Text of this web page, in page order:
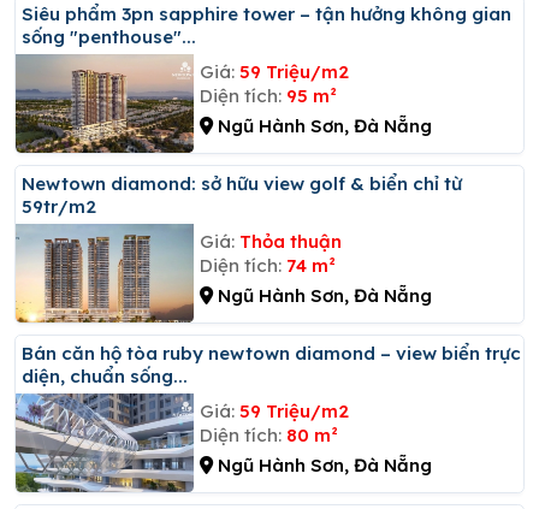
Siêu phẩm 3pn sapphire tower – tận hưởng không gian
sống "penthouse"...
Giá: 59 Triệu/m2
Diện tích: 95 m²
Ngũ Hành Sơn, Đà Nẵng
Newtown diamond: sở hữu view golf & biển chỉ từ
59tr/m2
Giá: Thỏa thuận
Diện tích: 74 m²
Ngũ Hành Sơn, Đà Nẵng
Bán căn hộ tòa ruby newtown diamond – view biển trực
diện, chuẩn sống...
Giá: 59 Triệu/m2
Diện tích: 80 m²
Ngũ Hành Sơn, Đà Nẵng